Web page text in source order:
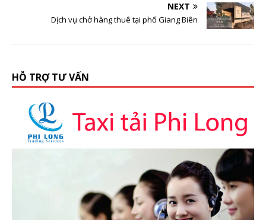
NEXT
Dịch vụ chở hàng thuê tại phố Giang Biên
HỖ TRỢ TƯ VẤN